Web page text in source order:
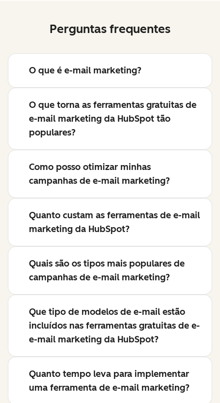
Perguntas frequentes
O que é e-mail marketing?
O que torna as ferramentas gratuitas de
e-mail marketing da HubSpot tão
populares?
Como posso otimizar minhas
campanhas de e-mail marketing?
Quanto custam as ferramentas de e-mail
marketing da HubSpot?
Quais são os tipos mais populares de
campanhas de e-mail marketing?
Que tipo de modelos de e-mail estão
incluídos nas ferramentas gratuitas de e-
e-mail marketing da HubSpot?
Quanto tempo leva para implementar
uma ferramenta de e-mail marketing?